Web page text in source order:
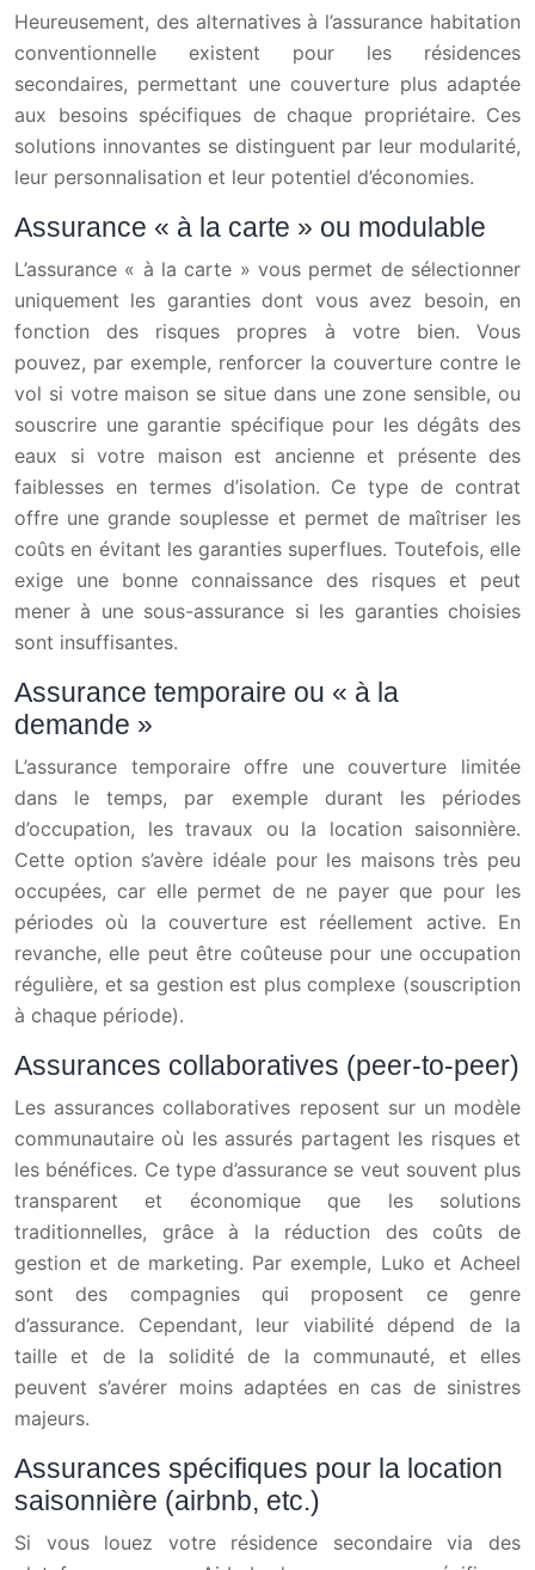
Heureusement, des alternatives à l’assurance habitation
conventionnelle existent pour les résidences
secondaires, permettant une couverture plus adaptée
aux besoins spécifiques de chaque propriétaire. Ces
solutions innovantes se distinguent par leur modularité,
leur personnalisation et leur potentiel d’économies.
Assurance « à la carte » ou modulable
L’assurance « à la carte » vous permet de sélectionner
uniquement les garanties dont vous avez besoin, en
fonction des risques propres à votre bien. Vous
pouvez, par exemple, renforcer la couverture contre le
vol si votre maison se situe dans une zone sensible, ou
souscrire une garantie spécifique pour les dégâts des
eaux si votre maison est ancienne et présente des
faiblesses en termes d’isolation. Ce type de contrat
offre une grande souplesse et permet de maîtriser les
coûts en évitant les garanties superflues. Toutefois, elle
exige une bonne connaissance des risques et peut
mener à une sous-assurance si les garanties choisies
sont insuffisantes.
Assurance temporaire ou « à la
demande »
L’assurance temporaire offre une couverture limitée
dans le temps, par exemple durant les périodes
d’occupation, les travaux ou la location saisonnière.
Cette option s’avère idéale pour les maisons très peu
occupées, car elle permet de ne payer que pour les
périodes où la couverture est réellement active. En
revanche, elle peut être coûteuse pour une occupation
régulière, et sa gestion est plus complexe (souscription
à chaque période).
Assurances collaboratives (peer-to-peer)
Les assurances collaboratives reposent sur un modèle
communautaire où les assurés partagent les risques et
les bénéfices. Ce type d’assurance se veut souvent plus
transparent et économique que les solutions
traditionnelles, grâce à la réduction des coûts de
gestion et de marketing. Par exemple, Luko et Acheel
sont des compagnies qui proposent ce genre
d’assurance. Cependant, leur viabilité dépend de la
taille et de la solidité de la communauté, et elles
peuvent s’avérer moins adaptées en cas de sinistres
majeurs.
Assurances spécifiques pour la location
saisonnière (airbnb, etc.)
Si vous louez votre résidence secondaire via des